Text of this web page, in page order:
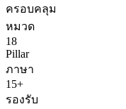
ครอบคลุม
หมวด
18
Pillar
ภาษา
15+
รองรับ